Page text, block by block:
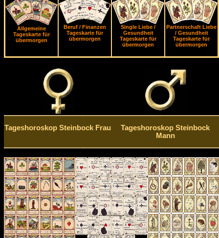
Allgemeine
Tageskarte für
übermorgen
Beruf / Finanzen
Tageskarte für
übermorgen
Single Liebe /
Gesundheit
Tageskarte für
übermorgen
Partnerschaft Liebe
/ Gesundheit
Tageskarte für
übermorgen
Tageshoroskop Steinbock Frau
Tageshoroskop Steinbock
Mann